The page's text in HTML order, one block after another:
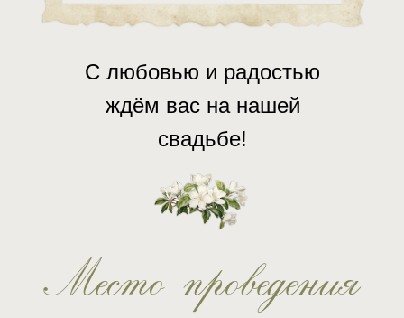
С любовью и радостью
ждём вас на нашей
свадьбе!
Место проведения